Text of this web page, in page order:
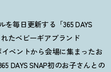
毎日更新する「365 DAYS
たベビーギアブランド
イベントから会場に集まったお
DAYS SNAP初のお子さんとの